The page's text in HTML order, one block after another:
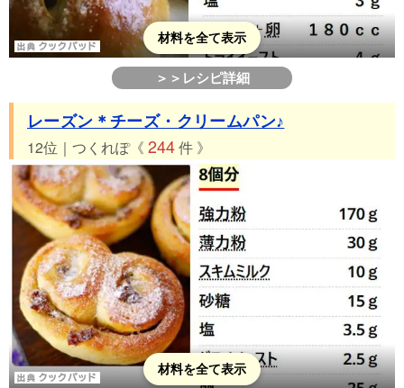
材料を全て表示
＞＞レシピ詳細
レーズン＊チーズ・クリームパン♪
12位｜つくれぽ《 244件 》
材料を全て表示